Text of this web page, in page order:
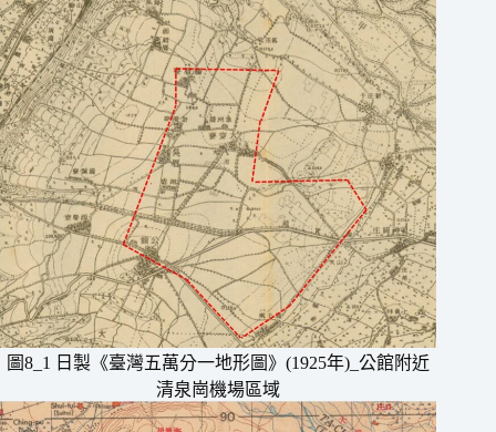
圖8_1 日製《臺灣五萬分一地形圖》(1925年)_公館附近
清泉崗機場區域